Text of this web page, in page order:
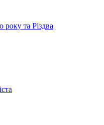
та Різдва